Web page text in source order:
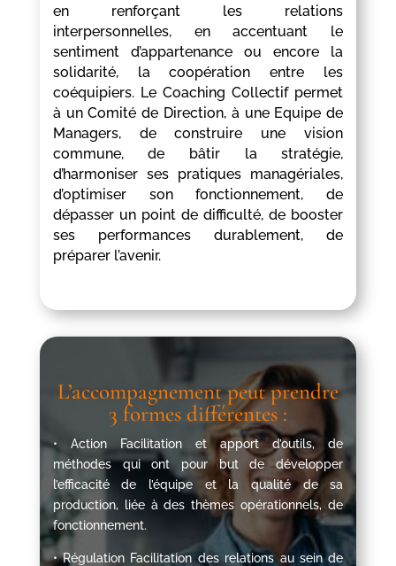
en renforçant les relations
interpersonnelles, en accentuant le
sentiment d’appartenance ou encore la
solidarité, la coopération entre les
coéquipiers. Le Coaching Collectif permet
à un Comité de Direction, à une Equipe de
Managers, de construire une vision
commune, de bâtir la stratégie,
d’harmoniser ses pratiques managériales,
d’optimiser son fonctionnement, de
dépasser un point de difficulté, de booster
ses performances durablement, de
préparer l’avenir.
L’accompagnement peut prendre
3 formes différentes :
• Action Facilitation et apport d’outils, de
méthodes qui ont pour but de développer
l’efficacité de l’équipe et la qualité de sa
production, liée à des thèmes opérationnels, de
fonctionnement.
• Régulation Facilitation des relations au sein de